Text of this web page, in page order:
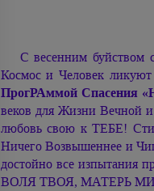
С весенним буйством
Космос и Человек
ПрогРАммой
веков для Жизни Вечной
любовь свою к ТЕБЕ!
Ничего Возвышеннее и
достойно все изпытания
ВОЛЯ ТВОЯ, МАТЕРЬ